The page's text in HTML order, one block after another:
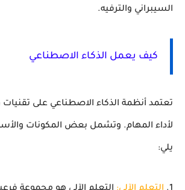
السيبراني والترفيه.
كيف يعمل الذكاء الاصطناعي
تعتمد أنظمة الذكاء الاصطناعي على
لأداء المهام. وتشمل بعض المكونات
يلي: